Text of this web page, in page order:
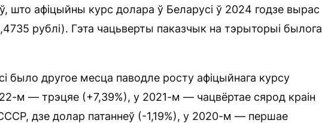
што афіцыйны курс долара ў Беларусі ў 2024 годзе вырас
рублі). Гэта чацьверты паказчык на тэрыторыі былога
было другое месца паводле росту афіцыйнага курсу
м — трэцяе (+7,39%), у 2021-м — чацвёртае сярод краін
дзе долар патаннеў (-1,19%), у 2020-м — першае